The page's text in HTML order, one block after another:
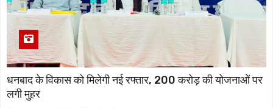
धनबाद के विकास को मिलेगी नई रफ्तार, 200 करोड़ की योजनाओं पर
लगी मुहर